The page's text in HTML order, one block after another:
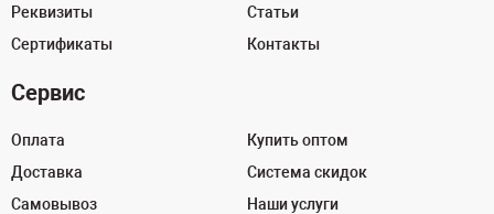
Реквизиты
Сертификаты
Статьи
Контакты
Сервис
Оплата
Доставка
Самовывоз
Купить оптом
Система скидок
Наши услуги